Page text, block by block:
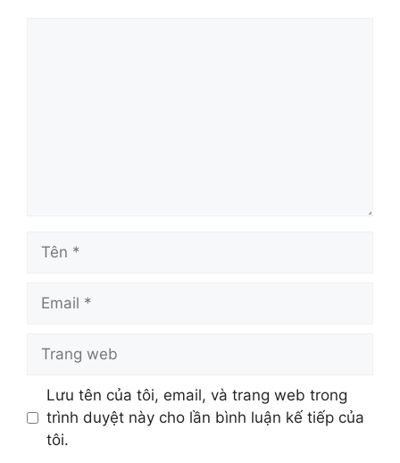
Tên
Email
Trang
Lưu tên của tôi, email, và trang web trong
trình duyệt này cho lần bình luận kế tiếp của
tôi.